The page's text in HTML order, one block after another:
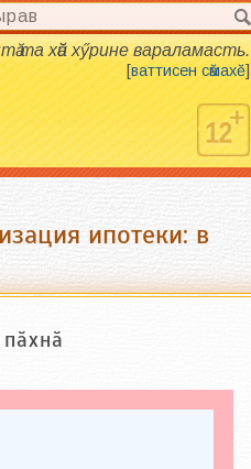
та хӑй хӳрине вараламасть.
[ваттисен сӑмахӗ]
ипотеки: в